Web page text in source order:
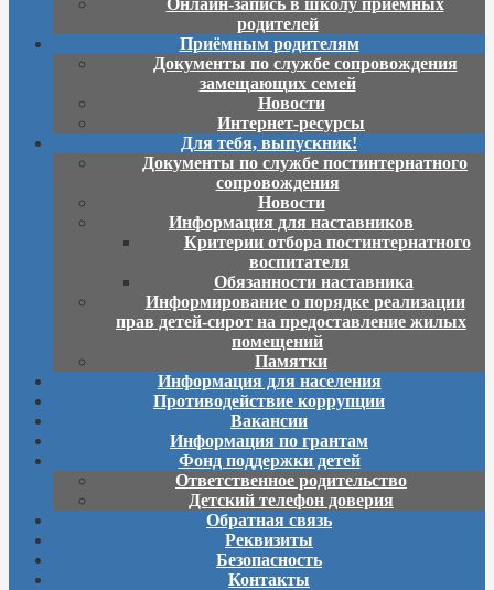
родителей
Приёмным родителям
Документы по службе сопровождения
замещающих семей
Новости
Интернет-ресурсы
Для тебя, выпускник!
Документы по службе постинтернатного
сопровождения
Новости
Информация для наставников
Критерии отбора постинтернатного
воспитателя
Обязанности наставника
Информирование о порядке реализации
прав детей-сирот на предоставление жилых
помещений
Памятки
Информация для населения
Противодействие коррупции
Вакансии
Информация по грантам
Фонд поддержки детей
Ответственное родительство
Детский телефон доверия
Обратная связь
Реквизиты
Безопасность
Контакты